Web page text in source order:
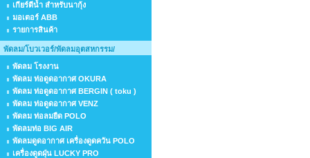
เกียร์ตีน้ำ สำหรับนากุ้ง
มอเตอร์ ABB
รายการสินค้า
พัดลม/โบวเวอร์/พัดลมอุตสหกรรม/
พัดลม โรงงาน
พัดลม ท่อดูดอากาศ OKURA
พัดลม ท่อดูดอากาศ BERGIN ( toku )
พัดลม ท่อดูดอากาศ VENZ
พัดลม ท่อลมยืด POLO
พัดลมท่อ BIG AIR
พัดลมดูดอากาศ เครื่องดูดควัน POLO
เครื่องดูดฝุ่น LUCKY PRO